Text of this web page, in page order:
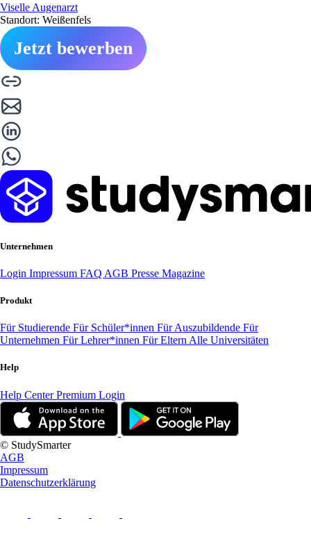
Viselle Augenarzt
Standort: Weißenfels
Jetzt bewerben
Unternehmen
Login Impressum FAQ AGB Presse Magazine
Produkt
Für Studierende Für Schüler*innen Für Auszubildende Für
Unternehmen Für Lehrer*innen Für Eltern Alle Universitäten
Help
Help CenterPremium Login
© StudySmarter
AGB
Impressum
Datenschutzerklärung